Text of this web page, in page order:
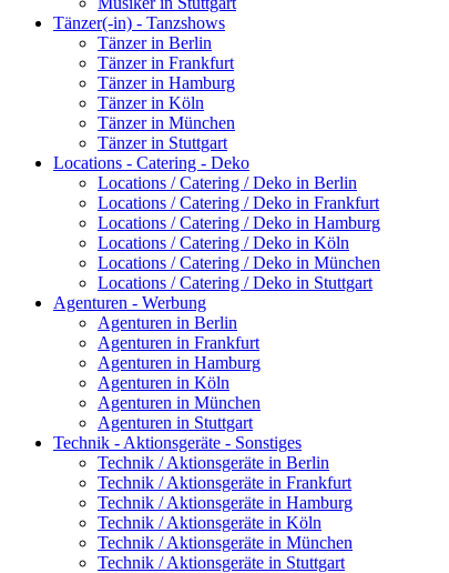
Tänzer(-in) - Tanzshows
Tänzer in Berlin
Tänzer in Frankfurt
Tänzer in Hamburg
Tänzer in Köln
Tänzer in München
Tänzer in Stuttgart
Locations - Catering - Deko
Locations / Catering / Deko in Berlin
Locations / Catering / Deko in Frankfurt
Locations / Catering / Deko in Hamburg
Locations / Catering / Deko in Köln
Locations / Catering / Deko in München
Locations / Catering / Deko in Stuttgart
Agenturen - Werbung
Agenturen in Berlin
Agenturen in Frankfurt
Agenturen in Hamburg
Agenturen in Köln
Agenturen in München
Agenturen in Stuttgart
Technik - Aktionsgeräte - Sonstiges
Technik / Aktionsgeräte in Berlin
Technik / Aktionsgeräte in Frankfurt
Technik / Aktionsgeräte in Hamburg
Technik / Aktionsgeräte in Köln
Technik / Aktionsgeräte in München
Technik / Aktionsgeräte in Stuttgart